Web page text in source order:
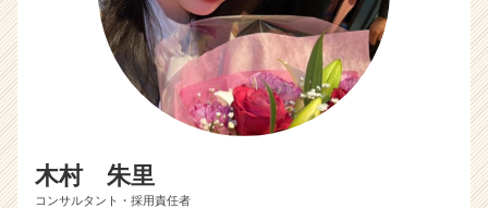
木村 朱里
コンサルタント・採用責任者